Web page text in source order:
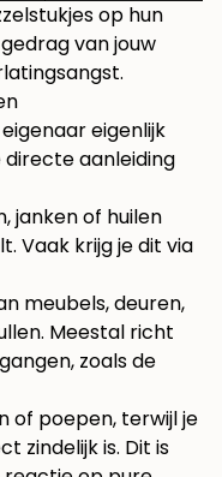
op hun
van jouw
eigenlijk
directe aanleiding
janken of huilen
Vaak krijg je dit via
meubels, deuren,
Meestal richt
zoals de
of poepen, terwijl je
zindelijk is. Dit is